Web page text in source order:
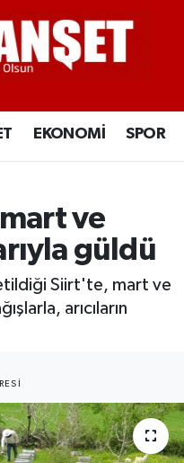
EKONOMİ SPOR
mart ve
güldü
Siirt'te, mart ve
arıcıların
Fikstür